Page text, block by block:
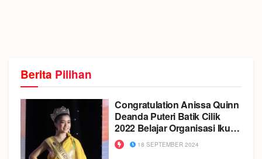
Berita Pilihan
Congratulation Anissa Quinn
Deanda Puteri Batik Cilik
2022 Belajar Organisasi Ikuti
Pemilihan Ketua dan Wakil
Ketua Osis18 SEPTEMBER 2024